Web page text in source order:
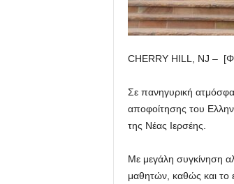
CHERRY HILL, NJ –
Σε πανηγυρική
αποφοίτησης του
της Νέας Ιερσέης.
Με μεγάλη συγκίνηση
μαθητών, καθώς και το